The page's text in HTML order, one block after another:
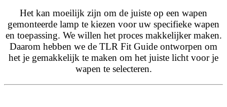
Het kan moeilijk zijn om de juiste op een wapen
gemonteerde lamp te kiezen voor uw specifieke wapen
en toepassing. We willen het proces makkelijker maken.
Daarom hebben we de TLR Fit Guide ontworpen om
het je gemakkelijk te maken om het juiste licht voor je
wapen te selecteren.